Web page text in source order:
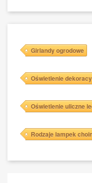
Girlandy ogrodowe
Oświetlenie
Oświetlenie uliczne
Rodzaje lampek